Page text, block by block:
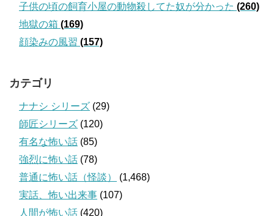
子供の頃の飼育小屋の動物殺してた奴が分かった (260)
地獄の箱 (169)
顔染みの風習 (157)
カテゴリ
ナナシ シリーズ (29)
師匠シリーズ (120)
有名な怖い話 (85)
強烈に怖い話 (78)
普通に怖い話（怪談）
(1,468)
実話、怖い出来事 (107)
人間が怖い話 (420)